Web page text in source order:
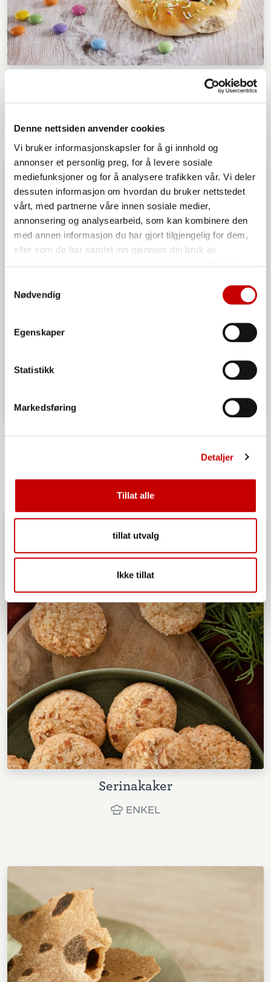
Denne nettsiden anvender cookies
Vi bruker informasjonskapsler for å gi innhold og
annonser et personlig preg, for å levere sosiale
mediefunksjoner og for å analysere trafikken vår. Vi deler
dessuten informasjon om hvordan du bruker nettstedet
vårt, med partnerne våre innen sosiale medier,
annonsering og analysearbeid, som kan kombinere den
med annen informasjon du har gjort tilgjengelig for dem,
eller som de har samlet inn gjennom din bruk av
Nødvendig
Egenskaper
Statistikk
Markedsføring
Detaljer
Tillat alle
tillat utvalg
Ikke tillat
OVER 60
Hetevegger
MIDDELS
Serinakaker
ENKEL